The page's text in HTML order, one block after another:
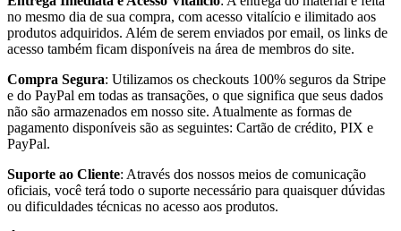
no mesmo dia de sua compra, com acesso vitalício e ilimitado aos
produtos adquiridos. Além de serem enviados por email, os links de
acesso também ficam disponíveis na área de membros do site.
Compra Segura: Utilizamos os checkouts 100% seguros da Stripe
e do PayPal em todas as transações, o que significa que seus dados
não são armazenados em nosso site. Atualmente as formas de
pagamento disponíveis são as seguintes: Cartão de crédito, PIX e
PayPal.
Suporte ao Cliente: Através dos nossos meios de comunicação
oficiais, você terá todo o suporte necessário para quaisquer dúvidas
ou dificuldades técnicas no acesso aos produtos.